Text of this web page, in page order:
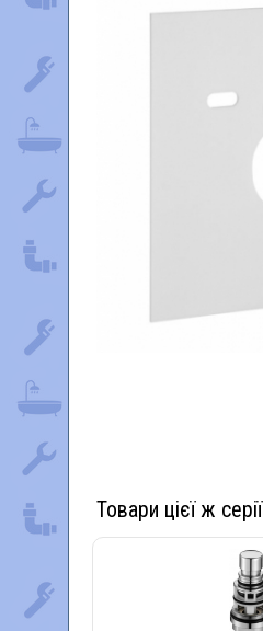
Товари цієї ж серії